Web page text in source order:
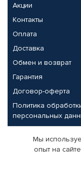
Акции
Контакты
Оплата
Доставка
Обмен и возврат
Гарантия
Договор-оферта
Политика
персональных
Партнерам
Корпоративным
Мы
опыт на